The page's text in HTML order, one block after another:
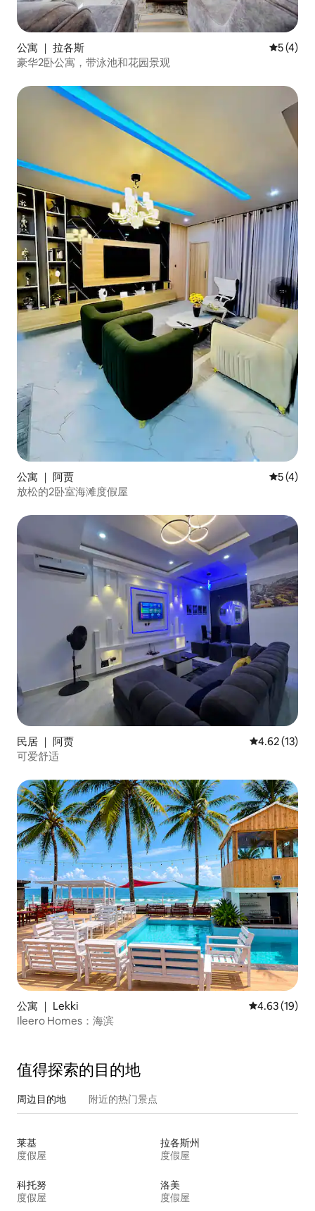
公寓 ｜ 拉各斯 平均评分
5 (4)
豪华2卧公寓，带泳池和花园景观
公寓 ｜ 阿贾 平均评分
5 (4)
放松的2卧室海滩度假屋
民居 ｜ 阿贾 平均评分
4.62 (13)
可爱舒适
公寓 ｜ Lekki 平均评分
4.63 (19)
Ileero Homes：海滨
值得探索的目的地
周边目的地 附近的热门景点
莱基
度假屋
拉各斯州
度假屋
科托努
度假屋
洛美
度假屋